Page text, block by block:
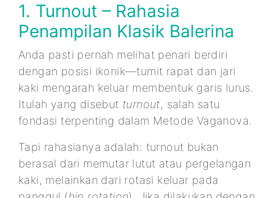
1. Turnout – Rahasia
Penampilan Klasik Balerina
Anda pasti pernah melihat penari berdiri
dengan posisi ikonik—tumit rapat dan jari
kaki mengarah keluar membentuk garis lurus.
Itulah yang disebut turnout, salah satu
fondasi terpenting dalam Metode Vaganova.
Tapi rahasianya adalah: turnout bukan
berasal dari memutar lutut atau pergelangan
kaki, melainkan dari rotasi keluar pada